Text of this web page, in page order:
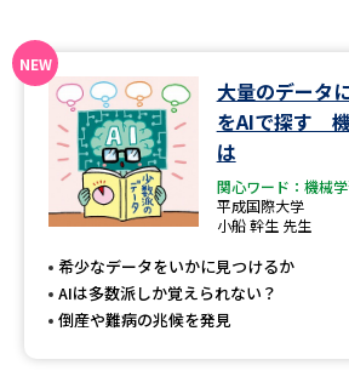
過去問題集
大学・短大以外の資料から請求
専門学校の資料請求 大学院
留学・進学関連、塾・予備校
大学入
大学入学共通テスト「受験上の
大量のデータ
をAIで探す
は
関心ワード：機械
平成国際大学
小船 幹生 先生
希少なデータをいかに見つけるか
AIは多数派しか覚えられない？
倒産や難病の兆候を発見